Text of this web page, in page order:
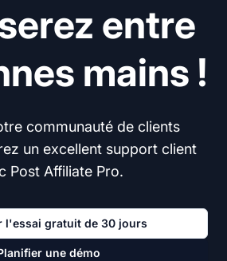
entre
mains !
communauté de clients
un excellent support client
Post Affiliate Pro.
l'essai gratuit de 30 jours
une démo